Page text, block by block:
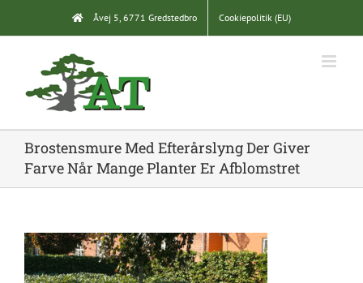
content
Åvej 5, 6771 Gredstedbro Cookiepolitik (EU)
Brostensmure Med Efterårslyng Der Giver
Farve Når Mange Planter Er Afblomstret